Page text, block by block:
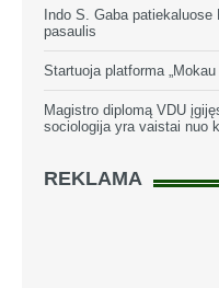
Indo S. Gaba
pasaulis
Startuoja platforma „Mokau
Magistro diplomą VDU
sociologija yra vaistai nuo
REKLAMA